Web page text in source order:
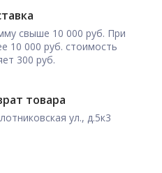
свыше 10 000 руб. При
10 000 руб. стоимость
300 руб.
товара
ул., д.5к3